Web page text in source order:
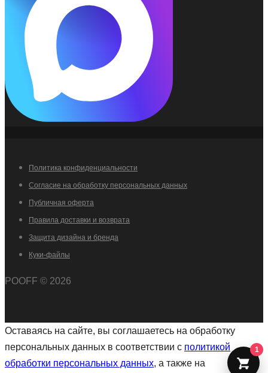
Политика конфиденциальности
Согласие на обработку персональных данных
Публичная оферта
Правила доставки и возврата
Защита дизайна и бренда
Куки-файлы
POOFF © 2026
Оставаясь на сайте, вы соглашаетесь на обработку
персональных данных в соответствии с политикой
обработки персональных данных, а также на